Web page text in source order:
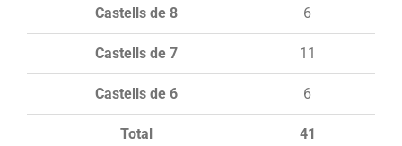
Total 41
Castells de 8 6
Castells de 7 11
Castells de 6 6